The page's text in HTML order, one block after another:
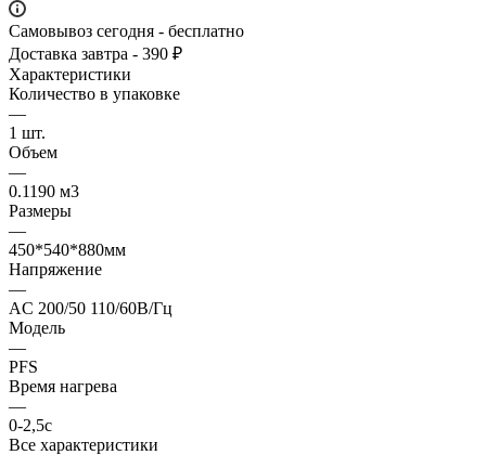
Самовывоз сегодня - бесплатно
Доставка завтра - 390 ₽
Характеристики
Количество в упаковке
—
1 шт.
Объем
—
0.1190 м3
Размеры
—
450*540*880мм
Напряжение
—
AC 200/50 110/60В/Гц
Модель
—
PFS
Время нагрева
—
0-2,5с
Все характеристики